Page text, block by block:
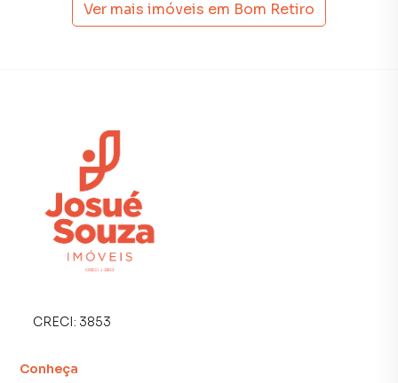
Ver mais imóveis em Bom Retiro
CRECI: 3853
Conheça